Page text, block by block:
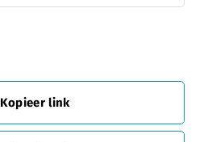
Kopieer link